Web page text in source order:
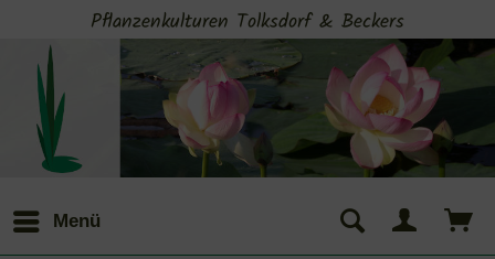
Pflanzenkulturen Tolksdorf & Beckers
Menü